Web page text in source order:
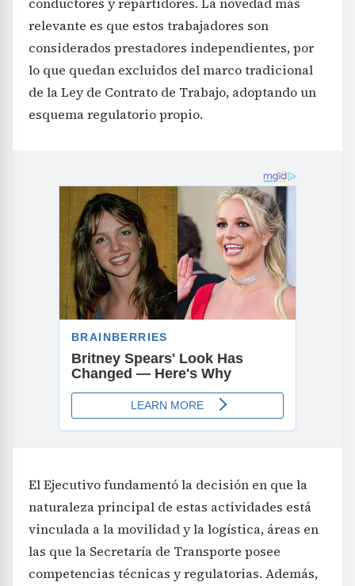
conductores y repartidores. La novedad más
relevante es que estos trabajadores son
considerados prestadores independientes, por
lo que quedan excluidos del marco tradicional
de la Ley de Contrato de Trabajo, adoptando un
esquema regulatorio propio.
El Ejecutivo fundamentó la decisión en que la
naturaleza principal de estas actividades está
vinculada a la movilidad y la logística, áreas en
las que la Secretaría de Transporte posee
competencias técnicas y regulatorias. Además,